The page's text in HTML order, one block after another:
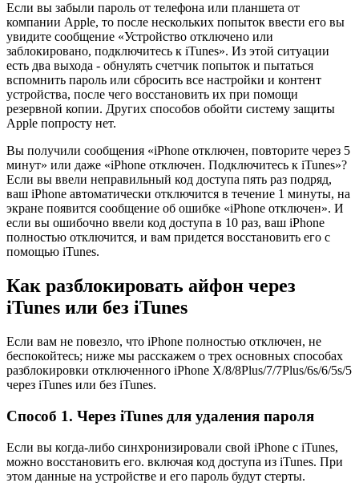
Если вы забыли пароль от телефона или планшета от
компании Apple, то после нескольких попыток ввести его вы
увидите сообщение «Устройство отключено или
заблокировано, подключитесь к iTunes». Из этой ситуации
есть два выхода - обнулять счетчик попыток и пытаться
вспомнить пароль или сбросить все настройки и контент
устройства, после чего восстановить их при помощи
резервной копии. Других способов обойти систему защиты
Apple попросту нет.
Вы получили сообщения «iPhone отключен, повторите через 5
минут» или даже «iPhone отключен. Подключитесь к iTunes»?
Если вы ввели неправильный код доступа пять раз подряд,
ваш iPhone автоматически отключится в течение 1 минуты, на
экране появится сообщение об ошибке «iPhone отключен». И
если вы ошибочно ввели код доступа в 10 раз, ваш iPhone
полностью отключится, и вам придется восстановить его с
помощью iTunes.
Как разблокировать айфон через
iTunes или без iTunes
Если вам не повезло, что iPhone полностью отключен, не
беспокойтесь; ниже мы расскажем о трех основных способах
разблокировки отключенного iPhone X/8/8Plus/7/7Plus/6s/6/5s/5
через iTunes или без iTunes.
Способ 1. Через iTunes для удаления пароля
Если вы когда-либо синхронизировали свой iPhone с iTunes,
можно восстановить его. включая код доступа из iTunes. При
этом данные на устройстве и его пароль будут стерты.